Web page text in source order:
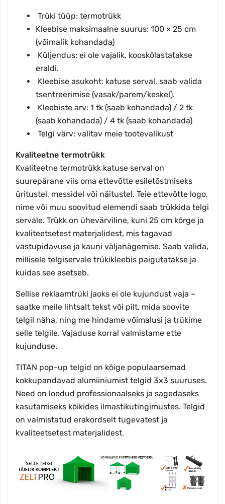
Trüki tüüp: termotrükk
Kleebise maksimaalne suurus: 100 × 25 cm
(võimalik kohandada)
Küljendus: ei ole vajalik, kooskõlastatakse
eraldi.
Kleebise asukoht: katuse serval, saab valida
tsentreerimise (vasak/parem/keskel).
Kleebiste arv: 1 tk (saab kohandada) / 2 tk
(saab kohandada) / 4 tk (saab kohandada)
Telgi värv: valitav meie tootevalikust
Kvaliteetne termotrükk
Kvaliteetne termotrükk katuse serval on
suurepärane viis oma ettevõtte esiletõstmiseks
üritustel, messidel või näitustel. Teie ettevõtte logo,
nime või muu soovitud elemendi saab trükkida telgi
servale. Trükk on ühevärviline, kuni 25 cm kõrge ja
kvaliteetsetest materjalidest, mis tagavad
vastupidavuse ja kauni väljanägemise. Saab valida,
millisele telgiservale trükikleebis paigutatakse ja
kuidas see asetseb.
Sellise reklaamtrüki jaoks ei ole kujundust vaja –
saatke meile lihtsalt tekst või pilt, mida soovite
telgil näha, ning me hindame võimalusi ja trükime
selle telgile. Vajaduse korral valmistame ette
kujunduse.
TITAN pop-up telgid on kõige populaarsemad
kokkupandavad alumiiniumist telgid 3x3 suuruses.
Need on loodud professionaalseks ja sagedaseks
kasutamiseks kõikides ilmastikutingimustes. Telgid
on valmistatud erakordselt tugevatest ja
kvaliteetsetest materjalidest.